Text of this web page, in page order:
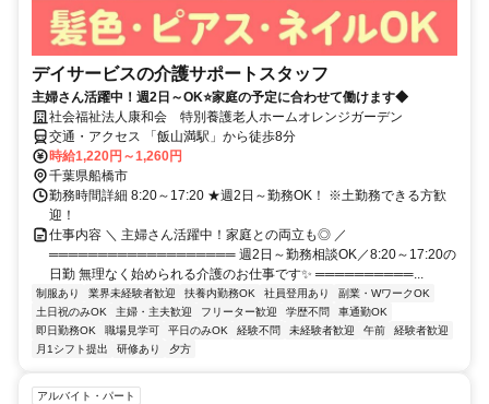
デイサービスの介護サポートスタッフ
主婦さん活躍中！週2日～OK⭐家庭の予定に合わせて働けます◆
社会福祉法人康和会 特別養護老人ホームオレンジガーデン
交通・アクセス 「飯山満駅」から徒歩8分
時給1,220円～1,260円
千葉県船橋市
勤務時間詳細 8:20～17:20 ★週2日～勤務OK！ ※土勤務できる方歓
迎！
仕事内容 ＼ 主婦さん活躍中！家庭との両立も◎ ／
═══════════════════ 週2日～勤務相談OK／8:20～17:20の
日勤 無理なく始められる介護のお仕事です✨ ══════════...
制服あり 業界未経験者歓迎 扶養内勤務OK 社員登用あり
副業・WワークOK
土日祝のみOK
主婦・主夫歓迎 フリーター歓迎 学歴不問
車通勤OK
即日勤務OK
職場見学可 平日のみOK 経験不問 未経験者歓迎 午前
経験者歓迎
月1シフト提出
研修あり 夕方
アルバイト・パート